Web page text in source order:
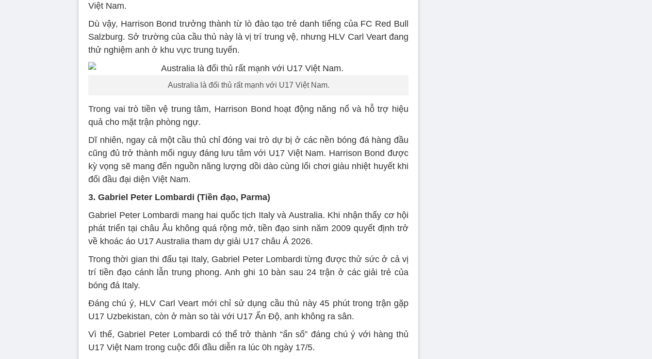
Việt Nam.
Dù vậy, Harrison Bond trưởng thành từ lò đào tạo trẻ danh tiếng của FC Red Bull
Salzburg. Sở trường của cầu thủ này là vị trí trung vệ, nhưng HLV Carl Veart đang
thử nghiệm anh ở khu vực trung tuyến.
Australia là đối thủ rất mạnh với U17 Việt Nam.
Trong vai trò tiền vệ trung tâm, Harrison Bond hoạt động năng nổ và hỗ trợ hiệu
quả cho mặt trận phòng ngự.
Dĩ nhiên, ngay cả một cầu thủ chỉ đóng vai trò dự bị ở các nền bóng đá hàng đầu
cũng đủ trở thành mối nguy đáng lưu tâm với U17 Việt Nam. Harrison Bond được
kỳ vọng sẽ mang đến nguồn năng lượng dồi dào cùng lối chơi giàu nhiệt huyết khi
đối đầu đại diện Việt Nam.
3. Gabriel Peter Lombardi (Tiền đạo, Parma)
Gabriel Peter Lombardi mang hai quốc tịch Italy và Australia. Khi nhận thấy cơ hội
phát triển tại châu Âu không quá rộng mở, tiền đạo sinh năm 2009 quyết định trở
về khoác áo U17 Australia tham dự giải U17 châu Á 2026.
Trong thời gian thi đấu tại Italy, Gabriel Peter Lombardi từng được thử sức ở cả vị
trí tiền đạo cánh lẫn trung phong. Anh ghi 10 bàn sau 24 trận ở các giải trẻ của
bóng đá Italy.
Đáng chú ý, HLV Carl Veart mới chỉ sử dụng cầu thủ này 45 phút trong trận gặp
U17 Uzbekistan, còn ở màn so tài với U17 Ấn Độ, anh không ra sân.
Vì thế, Gabriel Peter Lombardi có thể trở thành “ẩn số” đáng chú ý với hàng thủ
U17 Việt Nam trong cuộc đối đầu diễn ra lúc 0h ngày 17/5.